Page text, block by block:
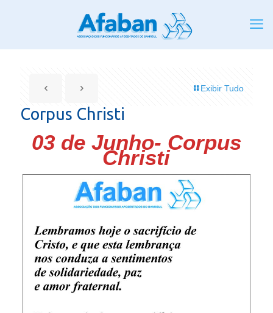
Exibir Tudo
Corpus Christi
03 de Junho- Corpus
Christi